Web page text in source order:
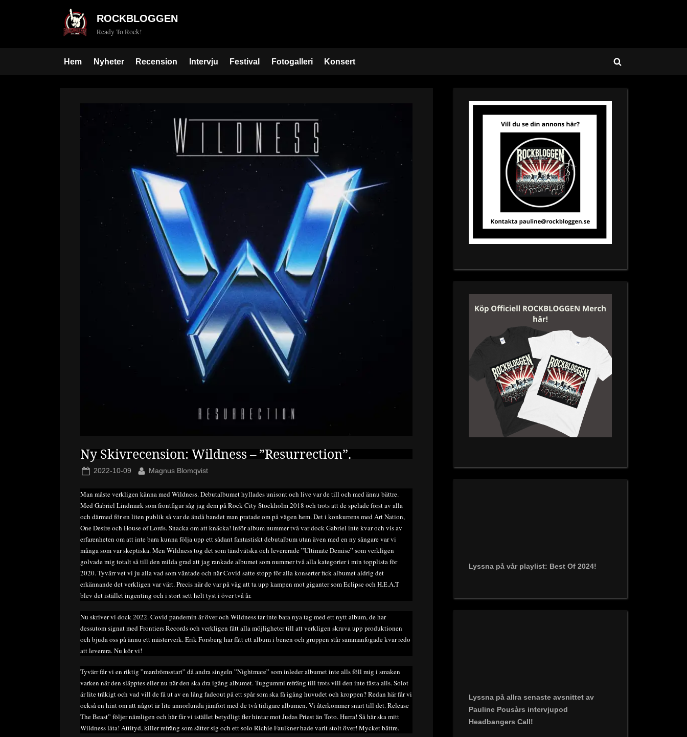
ROCKBLOGGEN
Ready To Rock!
Hem Nyheter Recension Intervju Festival Fotogalleri Konsert
Toggle
Ny Skivrecension: Wildness – ”Resurrection”.
Posted
2022-10-09 By
Magnus Blomqvist
Man måste verkligen känna med Wildness. Debutalbumet hyllades unisont och live var de till och med ännu bättre.
Med Gabriel Lindmark som frontfigur såg jag dem på Rock City Stockholm 2018 och trots att de spelade först av alla
och därmed för en liten publik så var de ändå bandet man pratade om på vägen hem. Det i konkurrens med Art Nation,
One Desire och House of Lords. Snacka om att knäcka! Inför album nummer två var dock Gabriel inte kvar och vis av
erfarenheten om att inte bara kunna följa upp ett sådant fantastiskt debutalbum utan även med en ny sångare var vi
många som var skeptiska. Men Wildness tog det som tändvätska och levererade ”Ultimate Demise” som verkligen
golvade mig totalt så till den milda grad att jag rankade albumet som nummer två alla kategorier i min topplista för
2020. Tyvärr vet vi ju alla vad som väntade och när Covid satte stopp för alla konserter fick albumet aldrig det
erkännande det verkligen var värt. Precis när de var på väg att ta upp kampen mot giganter som Eclipse och H.E.A.T
blev det istället ingenting och i stort sett helt tyst i över två år.
Nu skriver vi dock 2022. Covid pandemin är över och Wildness tar inte bara nya tag med ett nytt album, de har
dessutom signat med Frontiers Records och verkligen fått alla möjligheter till att verkligen skruva upp produktionen
och bjuda oss på ännu ett mästerverk. Erik Forsberg har fått ett album i benen och gruppen står sammanfogade kvar redo
att leverera. Nu kör vi!
Tyvärr får vi en riktig ”mardrömsstart” då andra singeln ”Nightmare” som inleder albumet inte alls föll mig i smaken
varken när den släpptes eller nu när den ska dra igång albumet. Tuggummi refräng till trots vill den inte fästa alls. Solot
är lite tråkigt och vad vill de få ut av en lång fadeout på ett spår som ska få igång huvudet och kroppen? Redan här får vi
också en hint om att något är lite annorlunda jämfört med de två tidigare albumen. Vi återkommer snart till det. Release
The Beast” följer nämligen och här får vi istället betydligt fler hintar mot Judas Priest än Toto. Hurra! Så här ska mitt
Wildness låta! Attityd, killer refräng som sätter sig och ett solo Richie Faulkner hade varit stolt över! Mycket bättre.
Lyssna på vår playlist: Best Of 2024!
Lyssna på allra senaste avsnittet av
Pauline Pousàrs intervjupod
Headbangers Call!